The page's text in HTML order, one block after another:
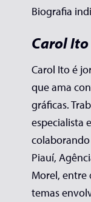
Biografia
Carol Ito
Carol Ito é
que ama
gráficas.
especialista
Piauí,
Morel, entre
temas